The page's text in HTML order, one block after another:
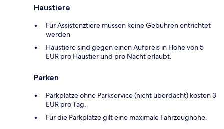
Haustiere
Für Assistenztiere müssen keine Gebühren entrichtet
werden
Haustiere sind gegen einen Aufpreis in Höhe von 5
EUR pro Haustier und pro Nacht erlaubt.
Parken
Parkplätze ohne Parkservice (nicht überdacht) kosten 3
EUR pro Tag.
Für die Parkplätze gilt eine maximale Fahrzeughöhe.